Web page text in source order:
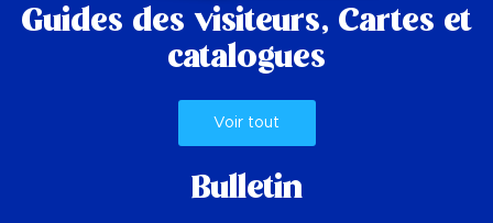
Guides des visiteurs, Cartes et
catalogues
Voir tout
Bulletin